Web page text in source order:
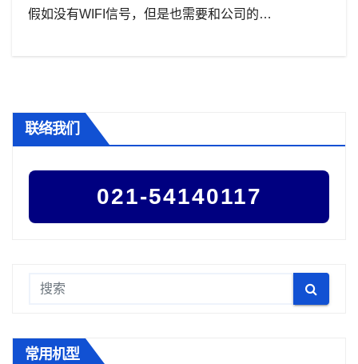
假如没有WIFI信号，但是也需要和公司的…
联络我们
021-54140117
常用机型